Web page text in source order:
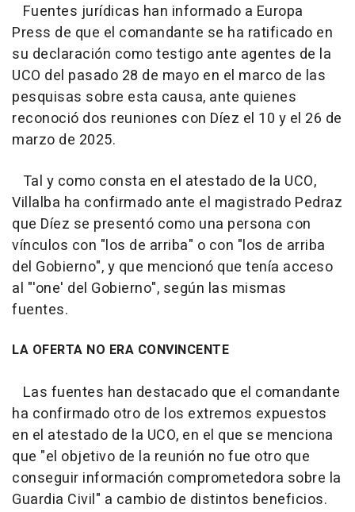
Fuentes jurídicas han informado a Europa
Press de que el comandante se ha ratificado en
su declaración como testigo ante agentes de la
UCO del pasado 28 de mayo en el marco de las
pesquisas sobre esta causa, ante quienes
reconoció dos reuniones con Díez el 10 y el 26 de
marzo de 2025.
Tal y como consta en el atestado de la UCO,
Villalba ha confirmado ante el magistrado Pedraz
que Díez se presentó como una persona con
vínculos con "los de arriba" o con "los de arriba
del Gobierno", y que mencionó que tenía acceso
al "'one' del Gobierno", según las mismas
fuentes.
LA OFERTA NO ERA CONVINCENTE
Las fuentes han destacado que el comandante
ha confirmado otro de los extremos expuestos
en el atestado de la UCO, en el que se menciona
que "el objetivo de la reunión no fue otro que
conseguir información comprometedora sobre la
Guardia Civil" a cambio de distintos beneficios.